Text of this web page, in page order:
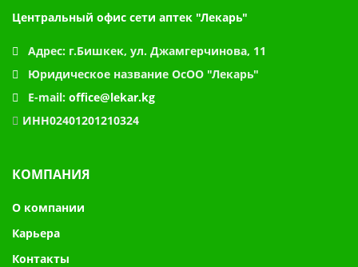
Центральный офис сети аптек "Лекарь"
Адрес: г.Бишкек, ул. Джамгерчинова, 11
Юридическое название ОсОО "Лекарь"
E-mail: office@lekar.kg
ИНН02401201210324
КОМПАНИЯ
О компании
Карьера
Контакты